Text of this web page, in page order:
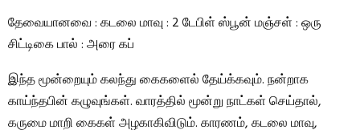
தேவையானவை : கடலை மாவு : 2 டேபிள் ஸ்பூன் மஞ்சள் : ஒரு
சிட்டிகை பால் : அரை கப்
இந்த மூன்றையும் கலந்து கைகளைல் தேய்க்கவும். நன்றாக
காய்ந்தபின் கழுவுங்கள். வாரத்தில் மூன்று நாட்கள் செய்தால்,
கருமை மாறி கைகள் அழகாகிவிடும். காரணம், கடலை மாவு,